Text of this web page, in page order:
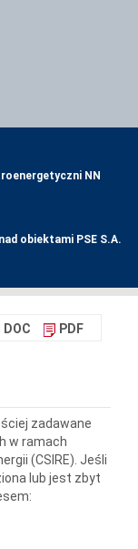
NN
obiektami PSE S.A.
DOC PDF
zadawane
w ramach
(CSIRE). Jeśli
lub jest zbyt